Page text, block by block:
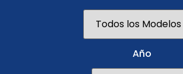
Año